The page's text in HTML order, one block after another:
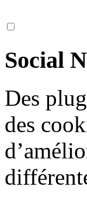
Social
Des
des